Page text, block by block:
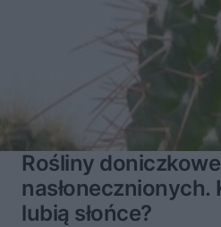
Rośliny
nasłonecznionych.
lubią słońce?